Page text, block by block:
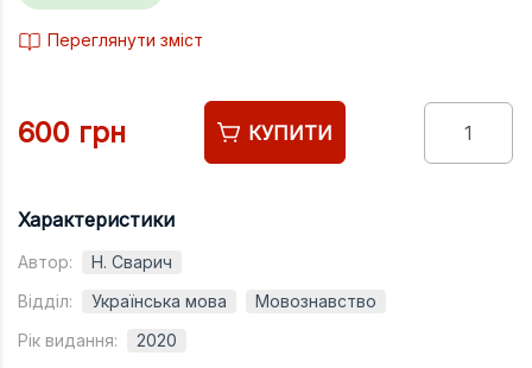
Музично-
Переглянути зміст
600 грн КУПИТИ
Характеристики
Автор:
Н. Сварич
Відділ:
Українська мова
Мовознавство
Рік видання:
2020